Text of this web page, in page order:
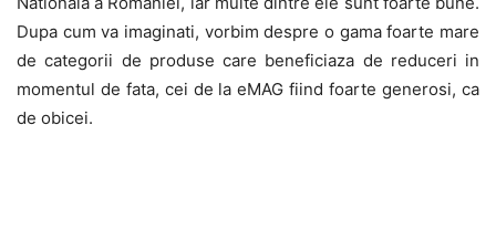
Dupa cum va imaginati, vorbim despre o gama foarte mare
de categorii de produse care beneficiaza de reduceri in
momentul de fata, cei de la eMAG fiind foarte generosi, ca
de obicei.